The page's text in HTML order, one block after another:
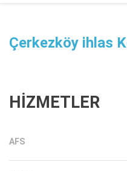
Çerkezköy ihlas
HİZMETLER
AFS